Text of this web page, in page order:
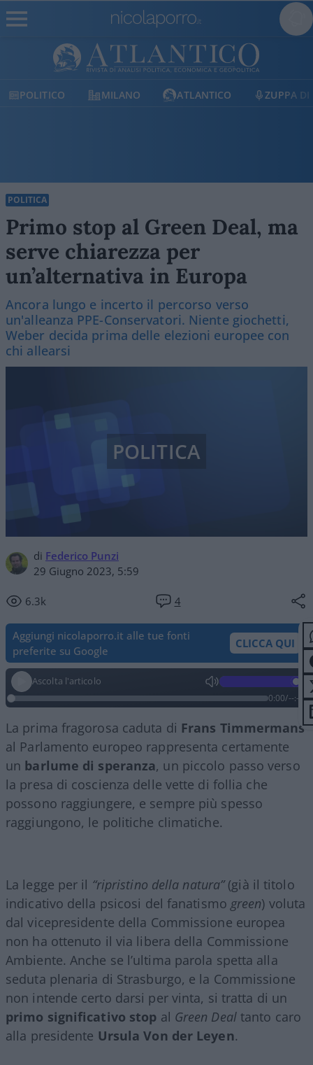
MILANO ATLANTICO ZUPPA DI PORRO
POLITICA
Primo stop al Green Deal, ma
serve chiarezza per
un’alternativa in Europa
Ancora lungo e incerto il percorso verso
un'alleanza PPE-Conservatori. Niente giochetti,
Weber decida prima delle elezioni europee con
chi allearsi
di Federico Punzi
29 Giugno 2023, 5:59
6.3k 4
POLITICA
Aggiungi nicolaporro.it alle tue fonti
preferite su Google
CLICCA QUI
Ascolta l'articolo
0:00/--:--
La prima fragorosa caduta di Frans Timmermans
al Parlamento europeo rappresenta certamente
un barlume di speranza, un piccolo passo verso
la presa di coscienza delle vette di follia che
possono raggiungere, e sempre più spesso
raggiungono, le politiche climatiche.
La legge per il “ripristino della natura”(già il titolo
indicativo della psicosi del fanatismo green) voluta
dal vicepresidente della Commissione europea
non ha ottenuto il via libera della Commissione
Ambiente. Anche se l’ultima parola spetta alla
seduta plenaria di Strasburgo, e la Commissione
non intende certo darsi per vinta, si tratta di un
primo significativo stop al Green Dealtanto caro
alla presidente Ursula Von der Leyen.